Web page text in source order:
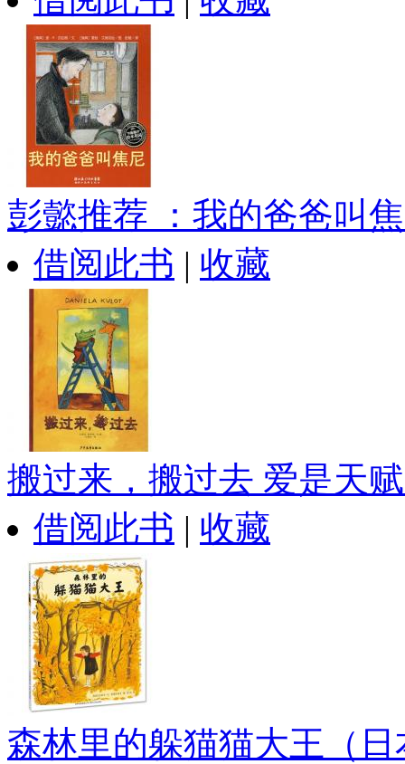
彭懿推荐 ：我的爸爸叫
借阅此书 | 收藏
搬过来，搬过去 爱是天
借阅此书 | 收藏
森林里的躲猫猫大王（日